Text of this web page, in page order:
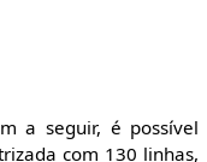
a seguir, é possível
com 130 linhas,